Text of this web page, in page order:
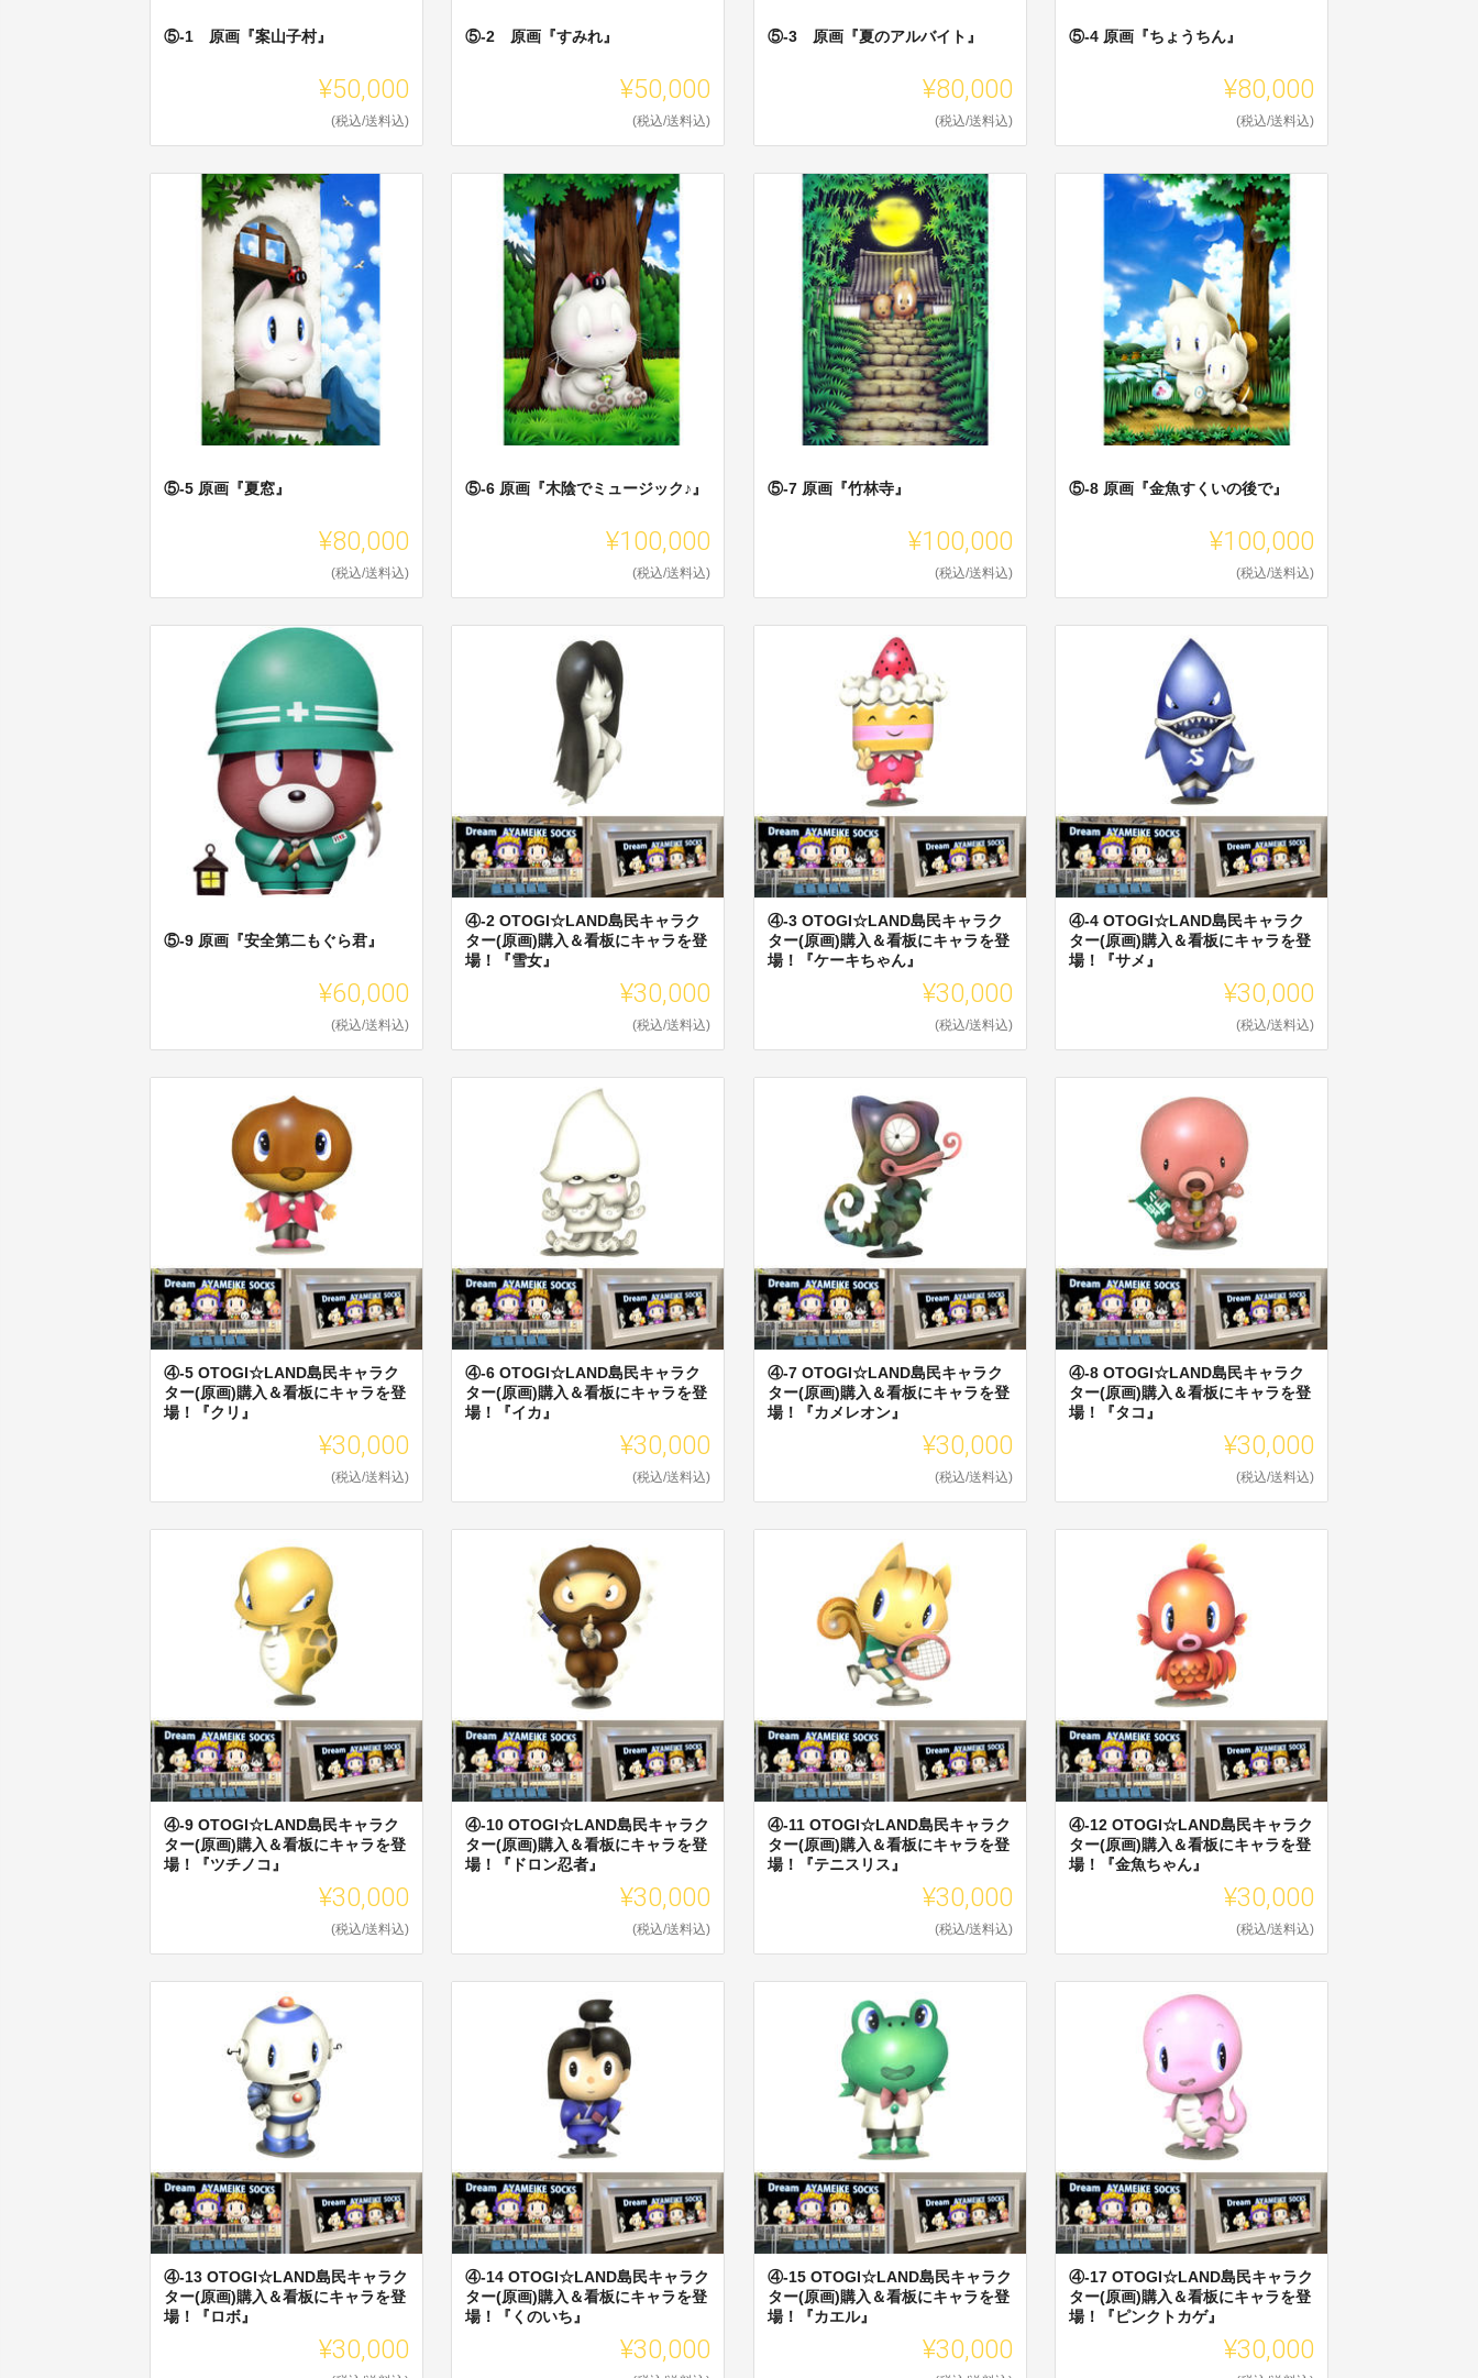
⑤-1 原画『案山子村』
¥50,000
(税込/送料込)
⑤-2 原画『すみれ』
¥50,000
(税込/送料込)
⑤-3 原画『夏のアルバイト』
¥80,000
(税込/送料込)
⑤-4 原画『ちょうちん』
¥80,000
(税込/送料込)
⑤-5 原画『夏窓』
¥80,000
(税込/送料込)
⑤-6 原画『木陰でミュージック♪』
¥100,000
(税込/送料込)
⑤-7 原画『竹林寺』
¥100,000
(税込/送料込)
⑤-8 原画『金魚すくいの後で』
¥100,000
(税込/送料込)
⑤-9 原画『安全第二もぐら君』
¥60,000
(税込/送料込)
④-2 OTOGI☆LAND島民キャラク
ター(原画)購入＆看板にキャラを登
場！『雪女』
¥30,000
(税込/送料込)
④-3 OTOGI☆LAND島民キャラク
ター(原画)購入＆看板にキャラを登
場！『ケーキちゃん』
¥30,000
(税込/送料込)
④-4 OTOGI☆LAND島民キャラク
ター(原画)購入＆看板にキャラを登
場！『サメ』
¥30,000
(税込/送料込)
④-5 OTOGI☆LAND島民キャラク
ター(原画)購入＆看板にキャラを登
場！『クリ』
¥30,000
(税込/送料込)
④-6 OTOGI☆LAND島民キャラク
ター(原画)購入＆看板にキャラを登
場！『イカ』
¥30,000
(税込/送料込)
④-7 OTOGI☆LAND島民キャラク
ター(原画)購入＆看板にキャラを登
場！『カメレオン』
¥30,000
(税込/送料込)
④-8 OTOGI☆LAND島民キャラク
ター(原画)購入＆看板にキャラを登
場！『タコ』
¥30,000
(税込/送料込)
④-9 OTOGI☆LAND島民キャラク
ター(原画)購入＆看板にキャラを登
場！『ツチノコ』
¥30,000
(税込/送料込)
④-10 OTOGI☆LAND島民キャラク
ター(原画)購入＆看板にキャラを登
場！『ドロン忍者』
¥30,000
(税込/送料込)
④-11 OTOGI☆LAND島民キャラク
ター(原画)購入＆看板にキャラを登
場！『テニスリス』
¥30,000
(税込/送料込)
④-12 OTOGI☆LAND島民キャラク
ター(原画)購入＆看板にキャラを登
場！『金魚ちゃん』
¥30,000
(税込/送料込)
④-13 OTOGI☆LAND島民キャラク
ター(原画)購入＆看板にキャラを登
場！『ロボ』
¥30,000
④-14 OTOGI☆LAND島民キャラク
ター(原画)購入＆看板にキャラを登
場！『くのいち』
¥30,000
④-15 OTOGI☆LAND島民キャラク
ター(原画)購入＆看板にキャラを登
場！『カエル』
¥30,000
④-17 OTOGI☆LAND島民キャラク
ター(原画)購入＆看板にキャラを登
場！『ピンクトカゲ』
¥30,000